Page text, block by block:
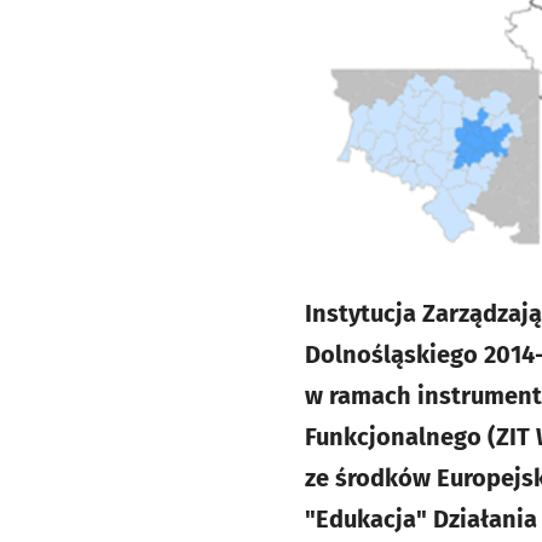
Instytucja
Dolnośląskiego
w ramach
Funkcjonalnego
ze środków
"Edukacja"